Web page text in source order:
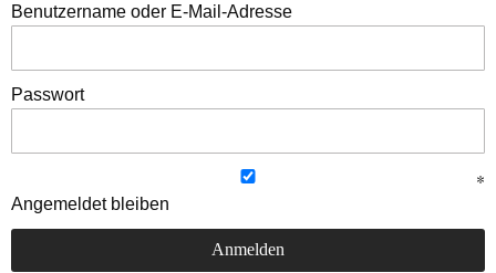
Benutzername oder E-Mail-Adresse
Passwort
Angemeldet bleiben